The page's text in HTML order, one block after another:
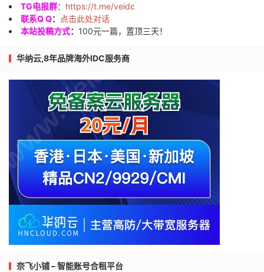
TG电报群： https://t.me/veidc
联系Q Q： 点击此处对话
本站投稿方式： 100元一篇，置顶三天！
华纳云,8年品牌海外IDC服务商
奈飞小铺 – 智能账号合租平台